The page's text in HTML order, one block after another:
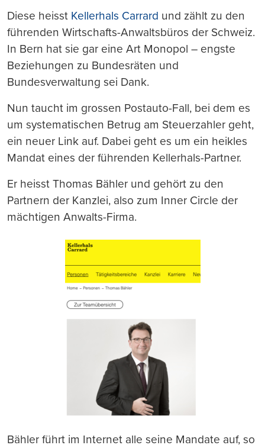
Diese heisst Kellerhals Carrard und zählt zu den
führenden Wirtschafts-Anwaltsbüros der Schweiz.
In Bern hat sie gar eine Art Monopol – engste
Beziehungen zu Bundesräten und
Bundesverwaltung sei Dank.
Nun taucht im grossen Postauto-Fall, bei dem es
um systematischen Betrug am Steuerzahler geht,
ein neuer Link auf. Dabei geht es um ein heikles
Mandat eines der führenden Kellerhals-Partner.
Er heisst Thomas Bähler und gehört zu den
Partnern der Kanzlei, also zum Inner Circle der
mächtigen Anwalts-Firma.
Bähler führt im Internet alle seine Mandate auf, so